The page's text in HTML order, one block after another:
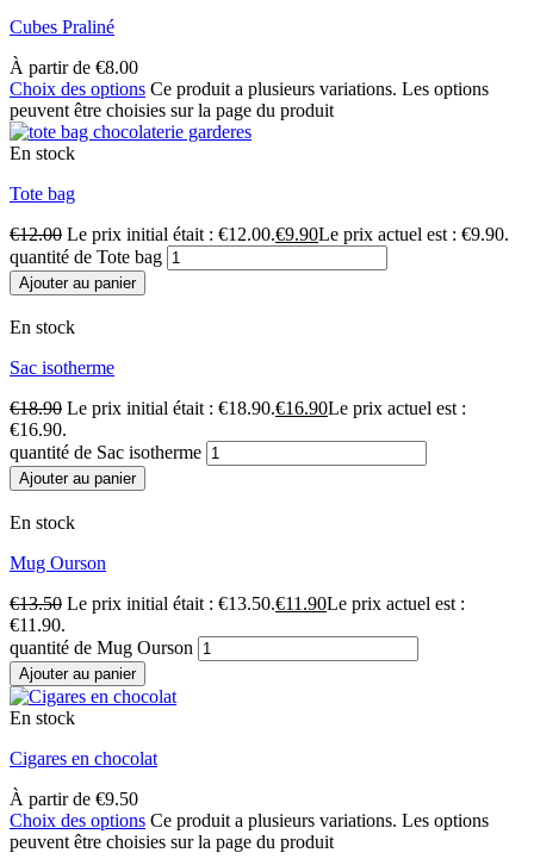
Cubes Praliné
À partir de €8.00
Choix des options Ce produit a plusieurs variations. Les options
peuvent être choisies sur la page du produit
En stock
Tote bag
€12.00 Le prix initial était : €12.00.€9.90Le prix actuel est : €9.90.
quantité de Tote bag
Ajouter au panier
En stock
Sac isotherme
€18.90 Le prix initial était : €18.90.€16.90Le prix actuel est :
€16.90.
quantité de Sac isotherme
Ajouter au panier
En stock
Mug Ourson
€13.50 Le prix initial était : €13.50.€11.90Le prix actuel est :
€11.90.
quantité de Mug Ourson
Ajouter au panier
En stock
Cigares en chocolat
À partir de €9.50
Choix des options Ce produit a plusieurs variations. Les options
peuvent être choisies sur la page du produit